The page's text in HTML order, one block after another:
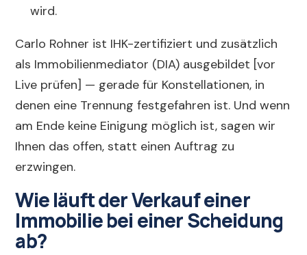
wird.
Carlo Rohner ist IHK-zertifiziert und zusätzlich
als Immobilienmediator (DIA) ausgebildet [vor
Live prüfen] — gerade für Konstellationen, in
denen eine Trennung festgefahren ist. Und wenn
am Ende keine Einigung möglich ist, sagen wir
Ihnen das offen, statt einen Auftrag zu
erzwingen.
Wie läuft der Verkauf einer
Immobilie bei einer Scheidung
ab?